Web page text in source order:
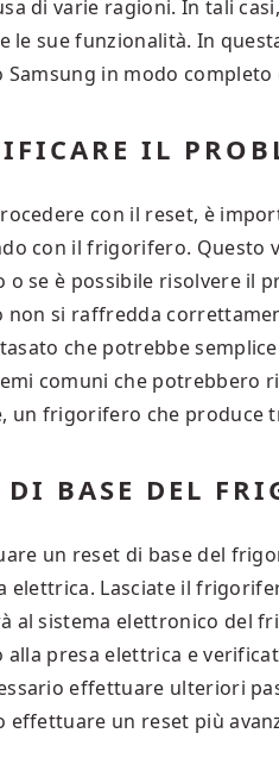
di varie ragioni. In tali
le sue funzionalità. In
in modo
IL
con il reset, è
con il frigorifero. Questo
o se è possibile risolvere il
si raffredda
che potrebbe
comuni che potrebbero
un frigorifero che
DI BASE DEL
un reset di base del
elettrica. Lasciate il
al sistema elettronico del
presa elettrica e
effettuare ulteriori
effettuare un reset più